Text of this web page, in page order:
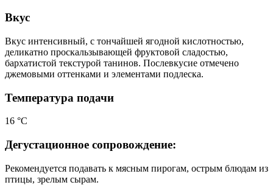
Вкус
Вкус интенсивный, с тончайшей ягодной кислотностью,
деликатно проскальзывающей фруктовой сладостью,
бархатистой текстурой танинов. Послевкусие отмечено
джемовыми оттенками и элементами подлеска.
Температура подачи
16 °С
Дегустационное сопровождение:
Рекомендуется подавать к мясным пирогам, острым блюдам из
птицы, зрелым сырам.